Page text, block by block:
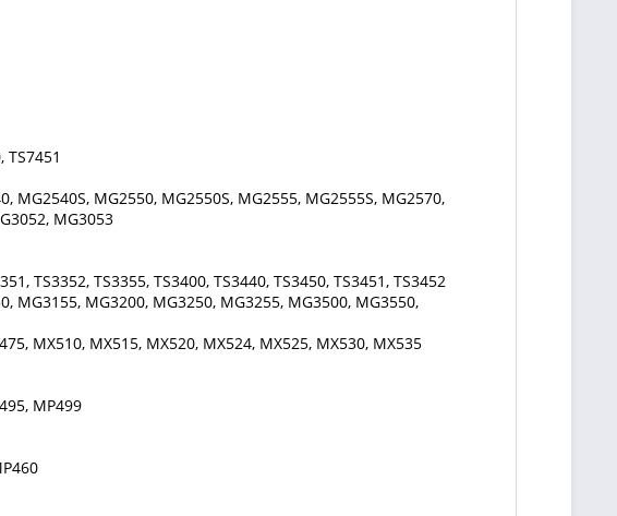
TS7451
MG2550, MG2550S, MG2555, MG2555S, MG2570,
MG3053
TS3352, TS3355, TS3400, TS3440, TS3450, TS3451, TS3452
MG3155, MG3200, MG3250, MG3255, MG3500, MG3550,
MX510, MX515, MX520, MX524, MX525, MX530, MX535
MP499